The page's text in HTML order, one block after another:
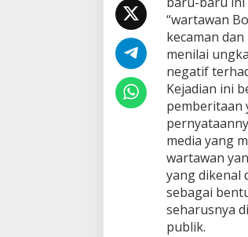
K
e
c
a
m
a
P
u
b
i
k
“wartawan
kecaman
menilai
negatif
Kejadian ini
pemberitaan
media yang
wartawan
yang dikenal
sebagai
seharusnya
publik.